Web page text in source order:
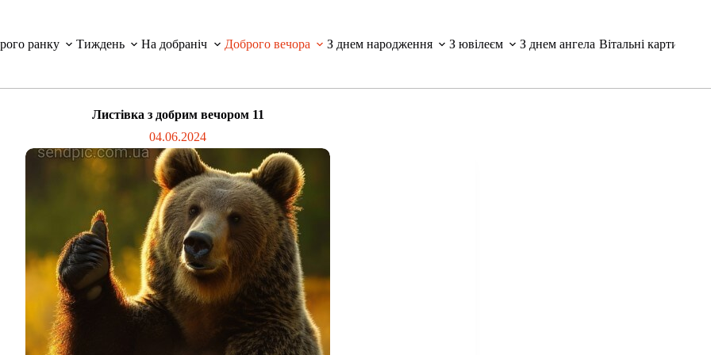
ранку Тиждень На добраніч Доброго вечора З днем народження З ювілеєм З днем ангела Вітальні картинки і
Листівка з добрим вечором 11
04.06.2024